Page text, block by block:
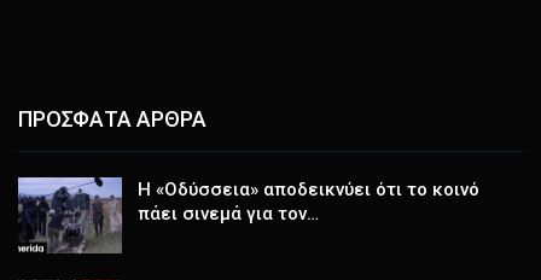
ΠΡΟΣΦΑΤΑ ΑΡΘΡΑ
Η «Οδύσσεια» αποδεικνύει ότι το κοινό
πάει σινεμά για τον…